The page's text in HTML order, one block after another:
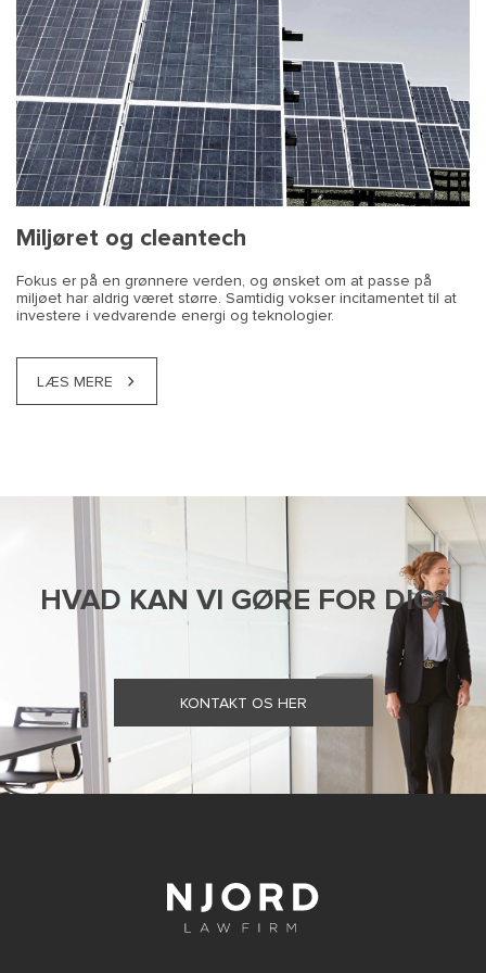
Miljøret og cleantech
Fokus er på en grønnere verden, og ønsket om at passe på
miljøet har aldrig været større. Samtidig vokser incitamentet til at
investere i vedvarende energi og teknologier.
LÆS MERE
HVAD KAN VI GØRE FOR DIG?
KONTAKT OS HER